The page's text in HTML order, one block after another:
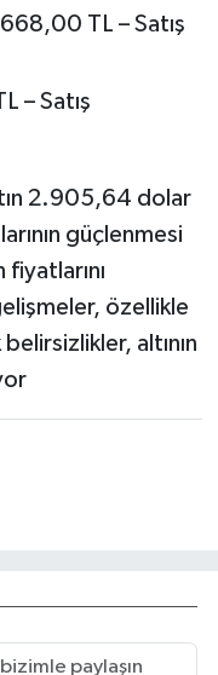
TL – Satış
– Satış
2.905,64 dolar
güçlenmesi
özellikle
altının